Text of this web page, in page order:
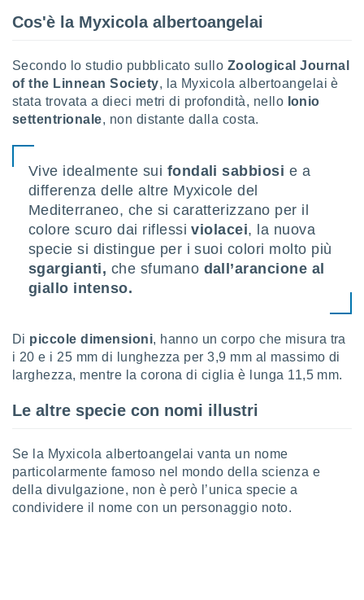
dei
su
profili
profili
Cos'è la Myxicola albertoangelai
Secondo lo studio pubblicato sullo Zoological Journal
of the Linnean Society, la Myxicola albertoangelai è
stata trovata a dieci metri di profondità, nello Ionio
settentrionale, non distante dalla costa.
Vive idealmente sui fondali sabbiosi e a
differenza delle altre Myxicole del
Mediterraneo, che si caratterizzano per il
colore scuro dai riflessiviolacei, la nuova
specie si distingue per i suoi colori molto più
sgargianti, che sfumano dall’arancione al
giallo intenso.
Di piccole dimensioni, hanno un corpo che misura tra
i 20 e i 25 mm di lunghezza per 3,9 mm al massimo di
larghezza, mentre la corona di ciglia è lunga 11,5 mm.
Le altre specie con nomi illustri
Se la Myxicola albertoangelai vanta un nome
particolarmente famoso nel mondo della scienza e
della divulgazione, non è però l’unica specie a
condividere il nome con un personaggio noto.